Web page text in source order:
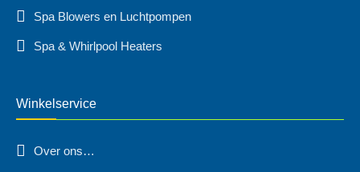
Spa Blowers en Luchtpompen
Spa & Whirlpool Heaters
Winkelservice
Over ons…